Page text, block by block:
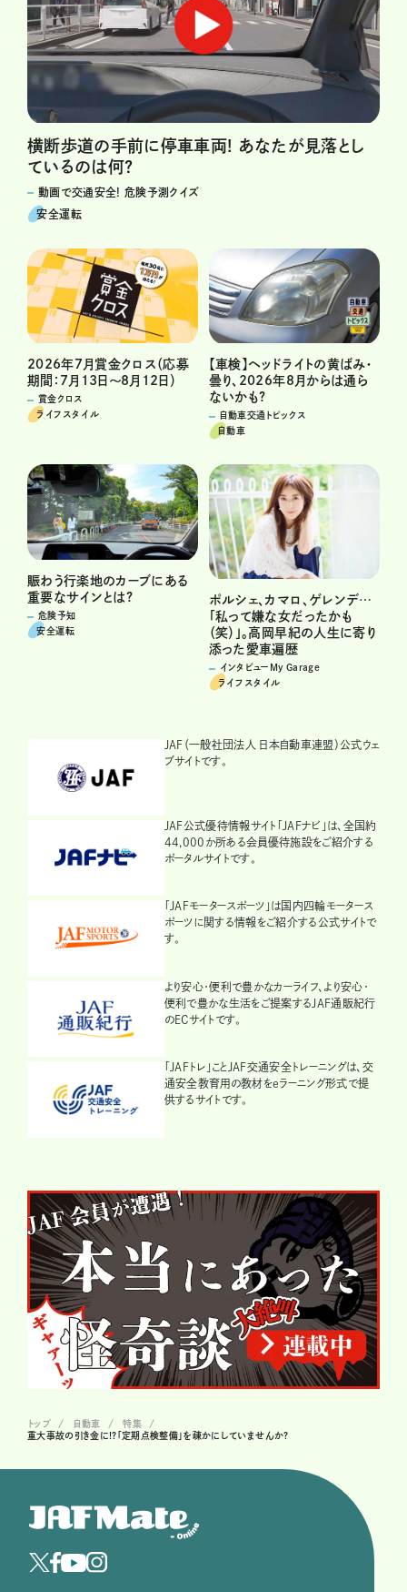
横断歩道の手前に停車車両! あなたが見落とし
ているのは何?
動画で交通安全! 危険予測クイズ
安全運転
2026年7月賞金クロス（応募
期間：7月13日～8月12日）
賞金クロス
ライフスタイル
【車検】ヘッドライトの黄ばみ・
曇り、2026年8月からは通ら
ないかも?
自動車交通トピックス
自動車
賑わう行楽地のカーブにある
重要なサインとは?
危険予知
安全運転
ポルシェ、カマロ、ゲレンデ…
「私って嫌な女だったかも
（笑）」。高岡早紀の人生に寄り
添った愛車遍歴
インタビューMy Garage
ライフスタイル
JAF（一般社団法人 日本自動車連盟）公式ウェ
ブサイトです。
JAF公式優待情報サイト「JAFナビ」は、全国約
44,000か所ある会員優待施設をご紹介する
ポータルサイトです。
「JAFモータースポーツ」は国内四輪モータース
ポーツに関する情報をご紹介する公式サイトで
す。
より安心・便利で豊かなカーライフ、より安心・
便利で豊かな生活をご提案するJAF通販紀行
のECサイトです。
「JAFトレ」ことJAF交通安全トレーニングは、交
通安全教育用の教材をeラーニング形式で提
供するサイトです。
トップ 自動車
特集
重大事故の引き金に!?「定期点検整備」を疎かにしていませんか?